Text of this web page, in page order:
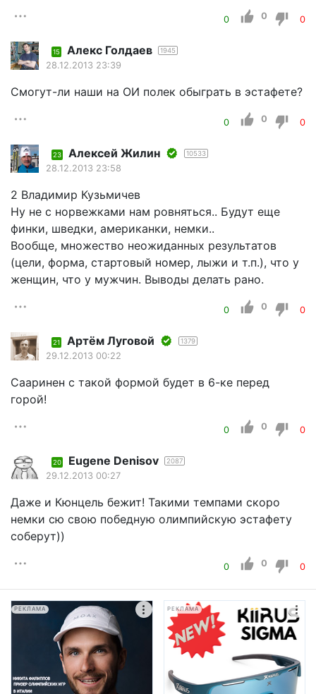
0 0 0
15 Алекс Голдаев 1945
28.12.2013 23:39
Смогут-ли наши на ОИ полек обыграть в эстафете?
0 0 0
23 Алексей Жилин 10533
28.12.2013 23:58
2 Владимир Кузьмичев
Ну не с норвежками нам ровняться.. Будут еще
финки, шведки, американки, немки..
Вообще, множество неожиданных результатов
(цели, форма, стартовый номер, лыжи и т.п.), что у
женщин, что у мужчин. Выводы делать рано.
0 0 0
21 Артём Луговой 1379
29.12.2013 00:22
Сааринен с такой формой будет в 6-ке перед
горой!
0 0 0
20 Eugene Denisov 2087
29.12.2013 00:27
Даже и Кюнцель бежит! Такими темпами скоро
немки сю свою победную олимпийскую эстафету
соберут))
0 0 0
РЕКЛАМА РЕКЛАМА